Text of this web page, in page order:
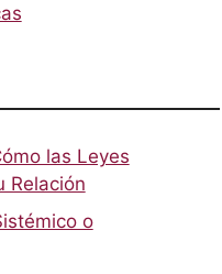
las Leyes
Relación
o